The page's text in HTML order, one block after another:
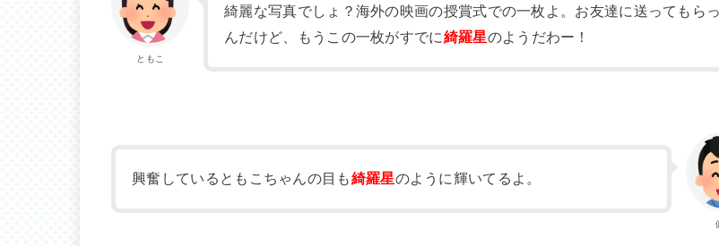
ともこ
綺麗な写真でしょ？海外の映画の授賞式での一枚よ。お友達に送ってもら
んだけど、もうこの一枚がすでに綺羅星のようだわー！
興奮しているともこちゃんの目も綺羅星のように輝いてるよ。